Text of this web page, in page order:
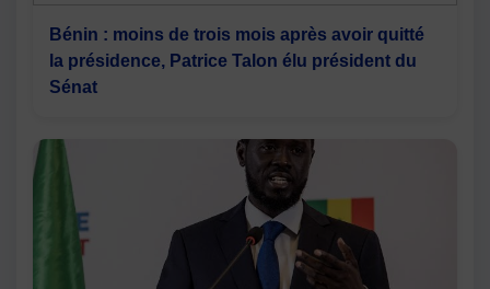
Bénin : moins de trois mois après avoir quitté
la présidence, Patrice Talon élu président du
Sénat